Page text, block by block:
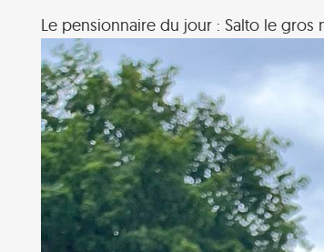
Le pensionnaire du jour : Salto le gros